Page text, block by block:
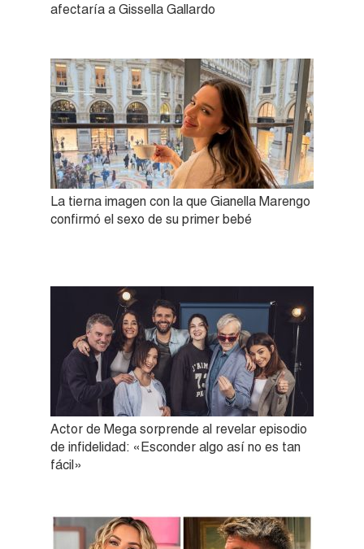
afectaría a Gissella Gallardo
La tierna imagen con la que Gianella Marengo
confirmó el sexo de su primer bebé
Actor de Mega sorprende al revelar episodio
de infidelidad: «Esconder algo así no es tan
fácil»